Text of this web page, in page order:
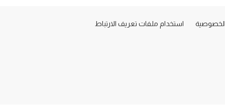
استخدام ملفات تعريف الارتباط